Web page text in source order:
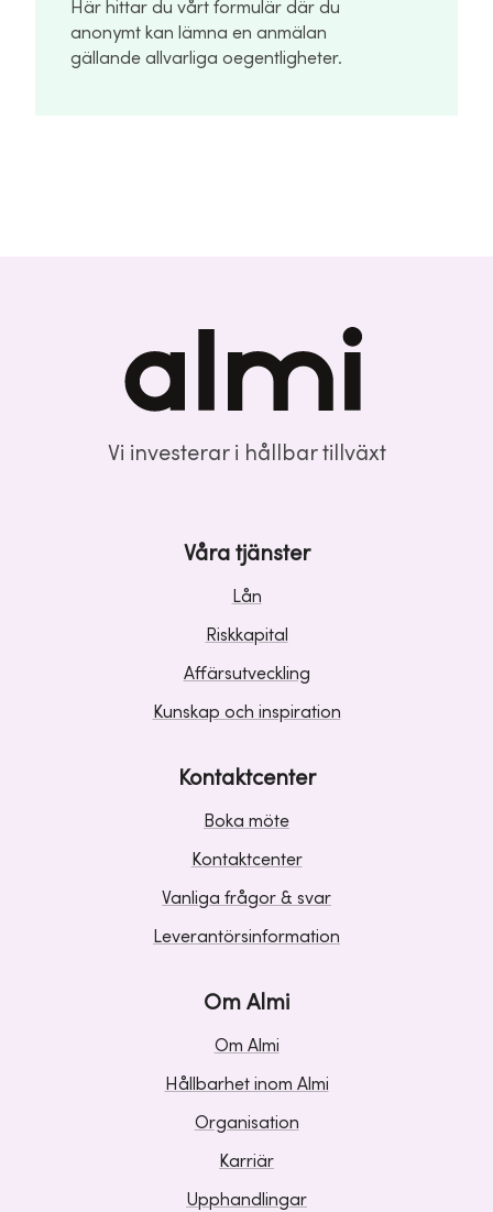
Här hittar du vårt formulär där du
anonymt kan lämna en anmälan
gällande allvarliga oegentligheter.
Vi investerar i hållbar tillväxt
Våra tjänster
Lån
Riskkapital
Affärsutveckling
Kunskap och inspiration
Kontaktcenter
Boka möte
Kontaktcenter
Vanliga frågor & svar
Leverantörsinformation
Om Almi
Om Almi
Hållbarhet inom Almi
Organisation
Karriär
Upphandlingar